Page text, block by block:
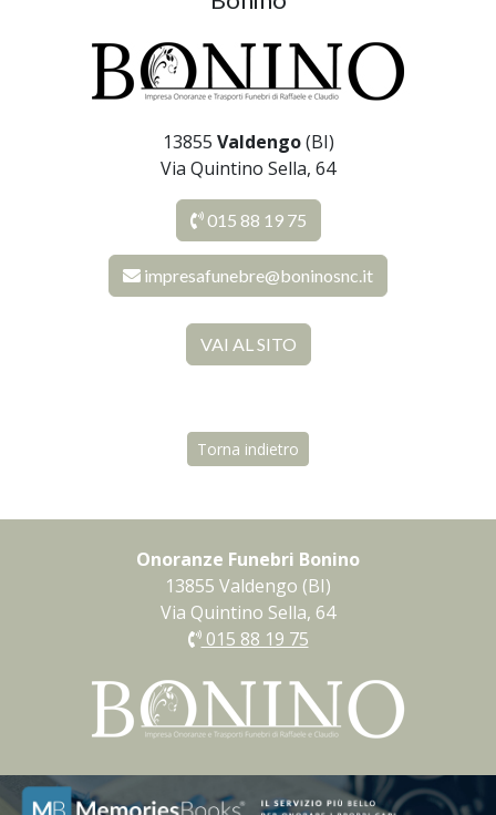
13855 Valdengo(BI)
Via Quintino Sella, 64
015 88 19 75
impresafunebre@boninosnc.it
VAI AL SITO
Torna indietro
Onoranze Funebri Bonino
13855 Valdengo (BI)
Via Quintino Sella, 64
015 88 19 75